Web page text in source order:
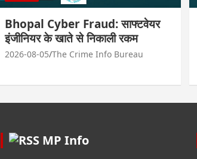
Bhopal Cyber Fraud: साफ्टवेयर
इंजीनियर के खाते से निकाली रकम
2026-08-05 The Crime Info Bureau
MP Info